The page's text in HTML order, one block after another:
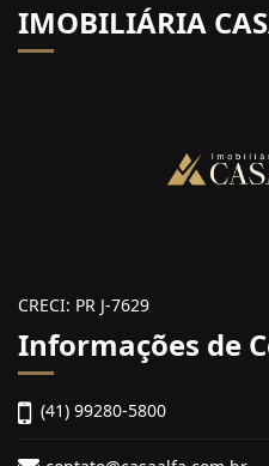
IMOBILIÁRIA
CRECI: PR J-7629
Informações de
(41) 99280-5800